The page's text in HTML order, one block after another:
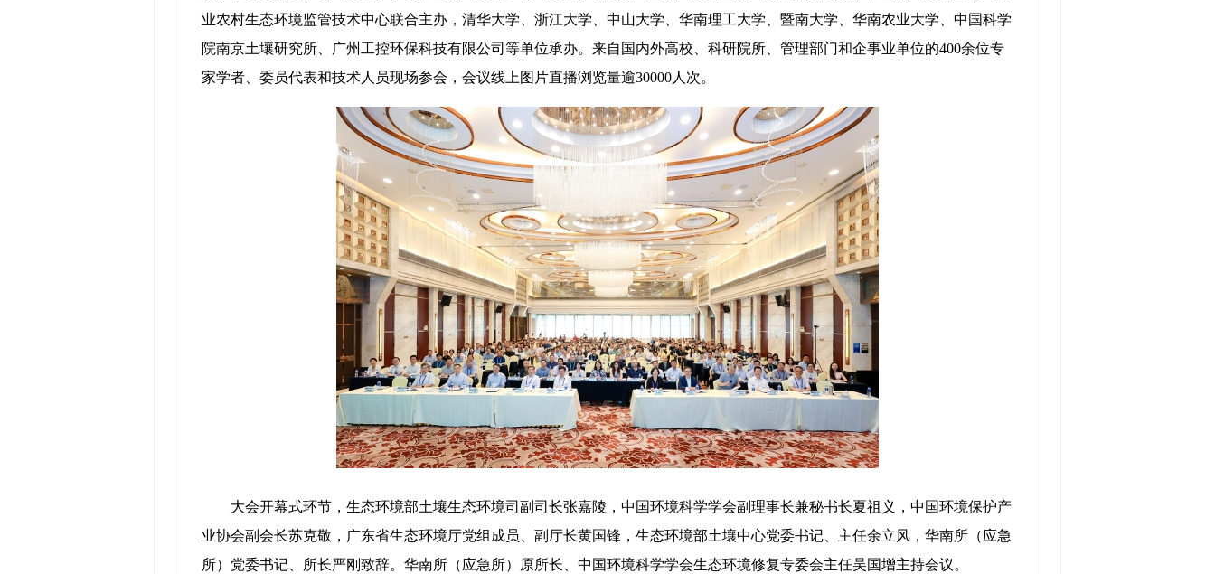
业农村生态环境监管技术中心联合主办，清华大学、浙江大学、中山大学、华南理工大学、暨南大学、华南农业大学、中国科学
院南京土壤研究所、广州工控环保科技有限公司等单位承办。来自国内外高校、科研院所、管理部门和企事业单位的400余位专
家学者、委员代表和技术人员现场参会，会议线上图片直播浏览量逾30000人次。
大会开幕式环节，生态环境部土壤生态环境司副司长张嘉陵，中国环境科学学会副理事长兼秘书长夏祖义，中国环境保护产
业协会副会长苏克敬，广东省生态环境厅党组成员、副厅长黄国锋，生态环境部土壤中心党委书记、主任余立风，华南所（应急
所）党委书记、所长严刚致辞。华南所（应急所）原所长、中国环境科学学会生态环境修复专委会主任吴国增主持会议。